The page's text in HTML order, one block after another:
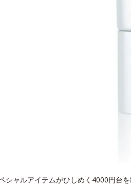
シャルアイテムがひしめく4000円台